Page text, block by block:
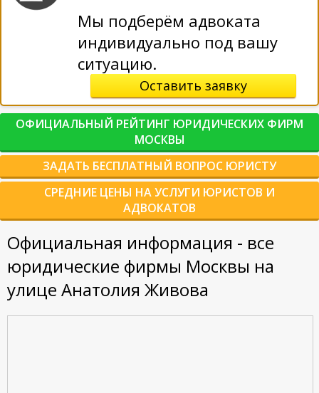
Мы подберём адвоката
индивидуально под вашу
ситуацию.
Оставить заявку
ОФИЦИАЛЬНЫЙ РЕЙТИНГ ЮРИДИЧЕСКИХ ФИРМ
МОСКВЫ
ЗАДАТЬ БЕСПЛАТНЫЙ ВОПРОС ЮРИСТУ
СРЕДНИЕ ЦЕНЫ НА УСЛУГИ ЮРИСТОВ И
АДВОКАТОВ
Официальная информация - все
юридические фирмы Москвы на
улице Анатолия Живова